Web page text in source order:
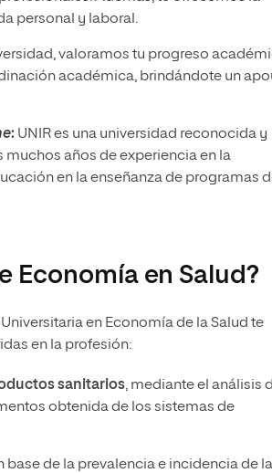
personal y laboral.
valoramos tu progreso
académica, brindándote un
: UNIR es una universidad reconocida y
años de experiencia en la
en la enseñanza de programas
Economía en Salud?
en Economía de la Salud te
en la profesión:
sanitarios, mediante el análisis
obtenida de los sistemas de
base de la prevalencia e incidencia de la